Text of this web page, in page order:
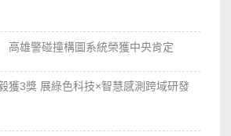
雄警碰撞構圖系統榮獲中央肯定
獲3獎 展綠色科技×智慧感測跨域研發